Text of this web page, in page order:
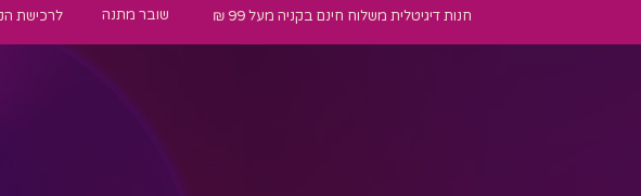
לרכישת שובר מתנה חנות דיגיטלית משלוח חינם בקניה מעל 99 ₪